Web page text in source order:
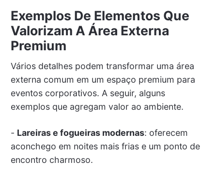
Exemplos De Elementos Que
Valorizam A Área Externa
Premium
Vários detalhes podem transformar uma área
externa comum em um espaço premium para
eventos corporativos. A seguir, alguns
exemplos que agregam valor ao ambiente.
- Lareiras e fogueiras modernas: oferecem
aconchego em noites mais frias e um ponto de
encontro charmoso.